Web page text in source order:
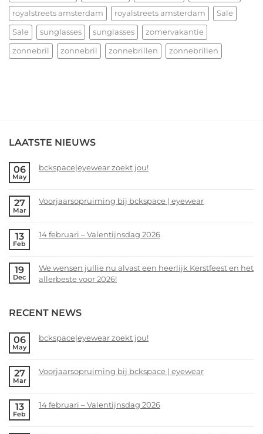
royalstreets amsterdam royalstreets amsterdam Sale
Sale sunglasses sunglasses zomervakantie
zonnebril zonnebril zonnebrillen zonnebrillen
LAATSTE NIEUWS
06
May
bckspace|eyewear zoekt jou!
on
jou!
27
Mar
Voorjaarsopruiming bij bckspace | eyewear
on
bckspace
|
13
Feb
14 februari – Valentijnsdag 2026
on
14
Valentijnsdag
19
Dec
We wensen jullie nu alvast een heerlijk Kerstfeest en het
allerbeste voor 2026!
on
wensen
alvast
Kerstfeest
RECENT NEWS
06
May
bckspace|eyewear zoekt jou!
on
jou!
27
Mar
Voorjaarsopruiming bij bckspace | eyewear
on
13
Feb
14 februari – Valentijnsdag 2026